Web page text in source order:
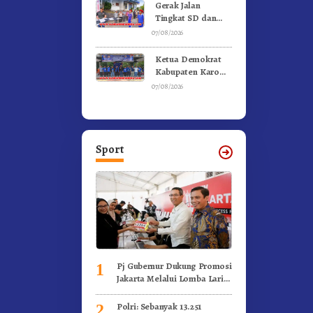
Gerak Jalan
Tingkat SD dan
SMP Untuk
Ke-81 Dibuka
Sekda Karo
07/08/2026
Ketua Demokrat
Kabupaten Karo
Pimpin Laskar Biru
07/08/2026
Sport
1
Pj Gubernur Dukung Promosi
Jakarta Melalui Lomba Lari
Polri: Sebanyak 13.251